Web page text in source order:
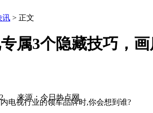
讯 > 正文
属3个隐藏技巧，
来源：今日热点网
电视行业的领军品牌时,你会想到谁?